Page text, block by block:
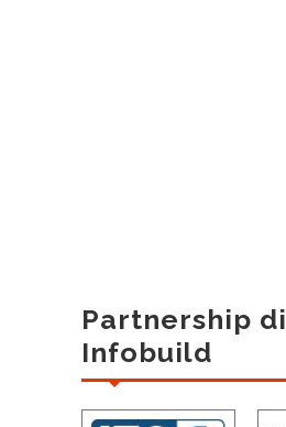
Partnership di
Infobuild